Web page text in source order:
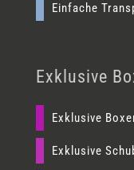
Einfache
Exklusive
Exklusive
Exklusive